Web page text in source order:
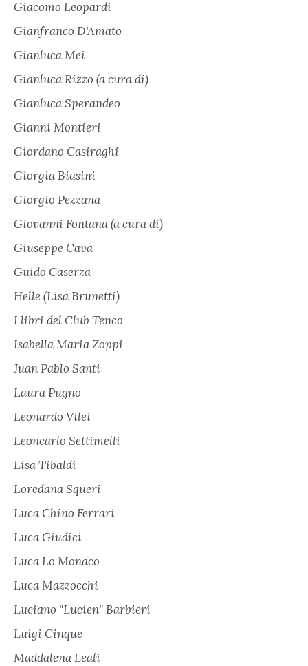
Giacomo Leopardi
Gianfranco D'Amato
Gianluca Mei
Gianluca Rizzo (a cura di)
Gianluca Sperandeo
Gianni Montieri
Giordano Casiraghi
Giorgia Biasini
Giorgio Pezzana
Giovanni Fontana (a cura di)
Giuseppe Cava
Guido Caserza
Helle (Lisa Brunetti)
I libri del Club Tenco
Isabella Maria Zoppi
Juan Pablo Santi
Laura Pugno
Leonardo Vilei
Leoncarlo Settimelli
Lisa Tibaldi
Loredana Squeri
Luca Chino Ferrari
Luca Giudici
Luca Lo Monaco
Luca Mazzocchi
Luciano "Lucien" Barbieri
Luigi Cinque
Maddalena Leali